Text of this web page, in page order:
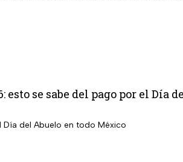
esto se sabe del pago por el Día
del Abuelo en todo México